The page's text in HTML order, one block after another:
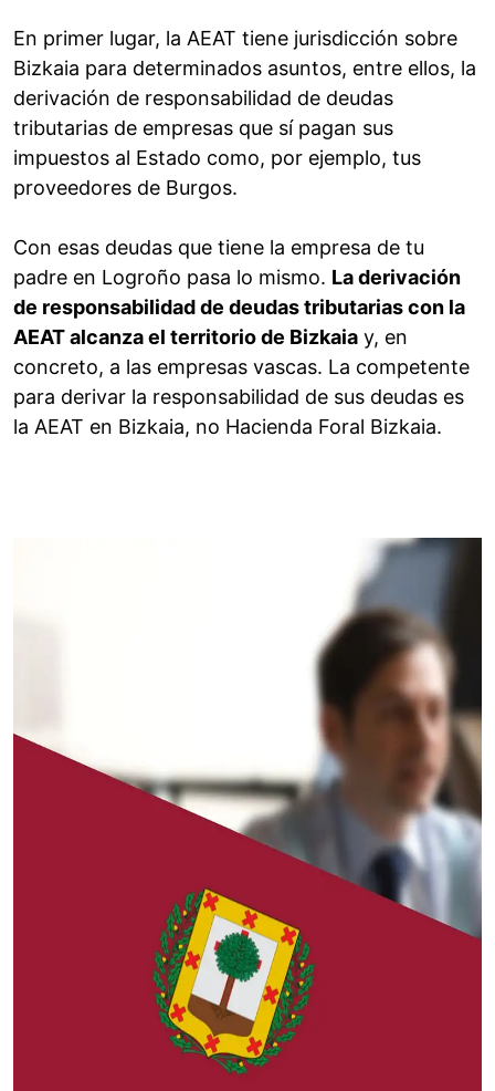
En primer lugar, la AEAT tiene jurisdicción sobre
Bizkaia para determinados asuntos, entre ellos, la
derivación de responsabilidad de deudas
tributarias de empresas que sí pagan sus
impuestos al Estado como, por ejemplo, tus
proveedores de Burgos.
Con esas deudas que tiene la empresa de tu
padre en Logroño pasa lo mismo. La derivación
de responsabilidad de deudas tributarias con la
AEAT alcanza el territorio de Bizkaia y, en
concreto, a las empresas vascas. La competente
para derivar la responsabilidad de sus deudas es
la AEAT en Bizkaia, no Hacienda Foral Bizkaia.